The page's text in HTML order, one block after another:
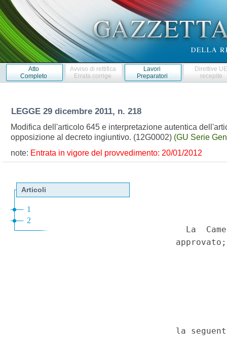
Atto
Completo
Avviso di rettifica
Errata corrige
Lavori
Preparatori
Direttive
recepite
LEGGE 29 dicembre 2011, n. 218
Modifica dell'articolo 645 e interpretazione autentica
opposizione al decreto ingiuntivo. (12G0002) (GU Serie
note: Entrata in vigore del provvedimento: 20/01/2012